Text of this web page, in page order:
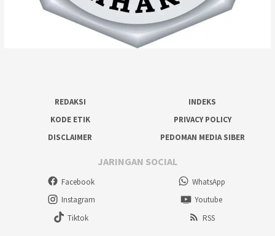
REDAKSI
INDEKS
KODE ETIK
PRIVACY POLICY
DISCLAIMER
PEDOMAN MEDIA SIBER
JARINGAN SOCIAL
Facebook
WhatsApp
Instagram
Youtube
Tiktok
RSS